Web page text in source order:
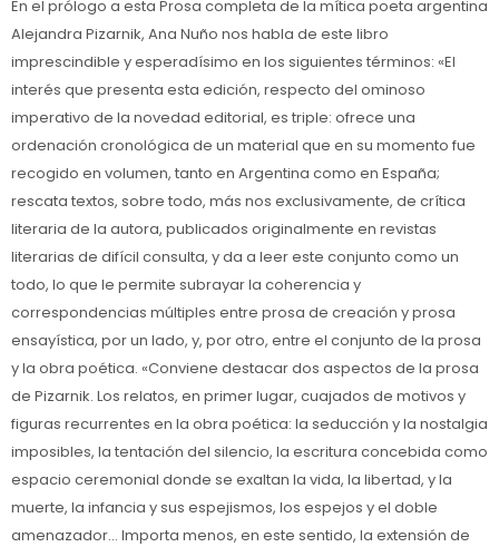
En el prólogo a esta Prosa completa de la mítica poeta argentina
Alejandra Pizarnik, Ana Nuño nos habla de este libro
imprescindible y esperadísimo en los siguientes términos: «El
interés que presenta esta edición, respecto del ominoso
imperativo de la novedad editorial, es triple: ofrece una
ordenación cronológica de un material que en su momento fue
recogido en volumen, tanto en Argentina como en España;
rescata textos, sobre todo, más nos exclusivamente, de crítica
literaria de la autora, publicados originalmente en revistas
literarias de difícil consulta, y da a leer este conjunto como un
todo, lo que le permite subrayar la coherencia y
correspondencias múltiples entre prosa de creación y prosa
ensayística, por un lado, y, por otro, entre el conjunto de la prosa
y la obra poética. «Conviene destacar dos aspectos de la prosa
de Pizarnik. Los relatos, en primer lugar, cuajados de motivos y
figuras recurrentes en la obra poética: la seducción y la nostalgia
imposibles, la tentación del silencio, la escritura concebida como
espacio ceremonial donde se exaltan la vida, la libertad, y la
muerte, la infancia y sus espejismos, los espejos y el doble
amenazador... Importa menos, en este sentido, la extensión de